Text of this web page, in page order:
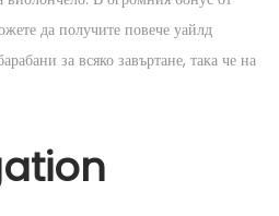
да получите повече уайлд
за всяко завъртане, така че на